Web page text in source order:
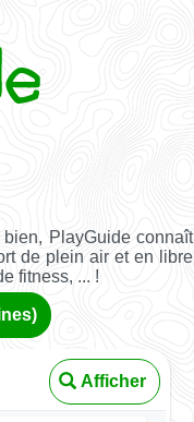
PlayGuide connaît
de plein air et en libre
fitness, ... !
Afficher